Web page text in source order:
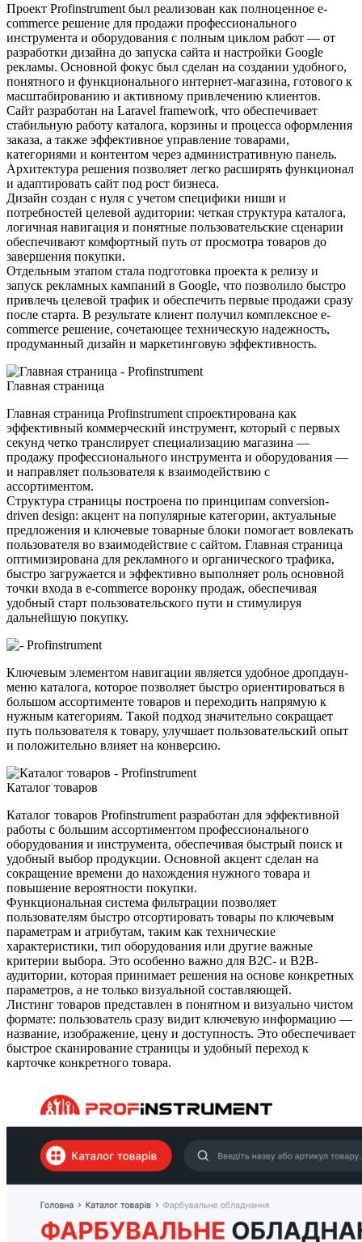
Проект Profinstrument был реализован как полноценное e-
commerce решение для продажи профессионального
инструмента и оборудования с полным циклом работ — от
разработки дизайна до запуска сайта и настройки Google
рекламы. Основной фокус был сделан на создании удобного,
понятного и функционального интернет-магазина, готового к
масштабированию и активному привлечению клиентов.
Сайт разработан на Laravel framework, что обеспечивает
стабильную работу каталога, корзины и процесса оформления
заказа, а также эффективное управление товарами,
категориями и контентом через административную панель.
Архитектура решения позволяет легко расширять функционал
и адаптировать сайт под рост бизнеса.
Дизайн создан с нуля с учетом специфики ниши и
потребностей целевой аудитории: четкая структура каталога,
логичная навигация и понятные пользовательские сценарии
обеспечивают комфортный путь от просмотра товаров до
завершения покупки.
Отдельным этапом стала подготовка проекта к релизу и
запуск рекламных кампаний в Google, что позволило быстро
привлечь целевой трафик и обеспечить первые продажи сразу
после старта. В результате клиент получил комплексное e-
commerce решение, сочетающее техническую надежность,
продуманный дизайн и маркетинговую эффективность.
Главная страница
Главная страница Profinstrument спроектирована как
эффективный коммерческий инструмент, который с первых
секунд четко транслирует специализацию магазина —
продажу профессионального инструмента и оборудования —
и направляет пользователя к взаимодействию с
ассортиментом.
Структура страницы построена по принципам conversion-
driven design: акцент на популярные категории, актуальные
предложения и ключевые товарные блоки помогает вовлекать
пользователя во взаимодействие с сайтом. Главная страница
оптимизирована для рекламного и органического трафика,
быстро загружается и эффективно выполняет роль основной
точки входа в e-commerce воронку продаж, обеспечивая
удобный старт пользовательского пути и стимулируя
дальнейшую покупку.
Ключевым элементом навигации является удобное дропдаун-
меню каталога, которое позволяет быстро ориентироваться в
большом ассортименте товаров и переходить напрямую к
нужным категориям. Такой подход значительно сокращает
путь пользователя к товару, улучшает пользовательский опыт
и положительно влияет на конверсию.
Каталог товаров
Каталог товаров Profinstrument разработан для эффективной
работы с большим ассортиментом профессионального
оборудования и инструмента, обеспечивая быстрый поиск и
удобный выбор продукции. Основной акцент сделан на
сокращение времени до нахождения нужного товара и
повышение вероятности покупки.
Функциональная система фильтрации позволяет
пользователям быстро отсортировать товары по ключевым
параметрам и атрибутам, таким как технические
характеристики, тип оборудования или другие важные
критерии выбора. Это особенно важно для B2C- и B2B-
аудитории, которая принимает решения на основе конкретных
параметров, а не только визуальной составляющей.
Листинг товаров представлен в понятном и визуально чистом
формате: пользователь сразу видит ключевую информацию —
название, изображение, цену и доступность. Это обеспечивает
быстрое сканирование страницы и удобный переход к
карточке конкретного товара.